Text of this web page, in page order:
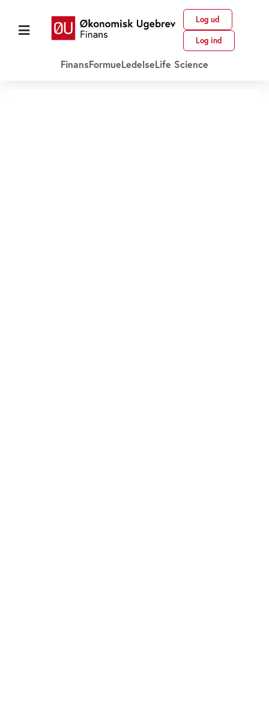
Log ud
Log ind
FinansFormueLedelseLife Science